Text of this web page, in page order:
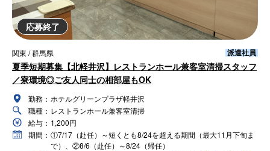
応募終了
関東 / 群馬県 派遣社員
夏季短期募集【北軽井沢】レストランホール兼客室清掃スタッフ
／寮環境◎ご友人同士の相部屋もOK
勤務： ホテルグリーンプラザ軽井沢
職種： レストランホール兼客室清掃
給与： 1,200円
期間： ①7/17（赴任）～短くとも8/24を超える期間（最大11月下旬ま
で）、②8/6（赴任）～8/24（帰任）